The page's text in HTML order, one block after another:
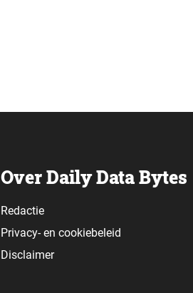
Over Daily Data Bytes
Redactie
Privacy-en cookiebeleid
Disclaimer